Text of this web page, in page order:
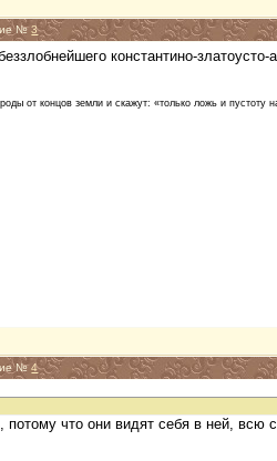
№3
константино-златоусто-
от концов земли и скажут: «только ложь и пустоту
№4
потому что они видят себя в ней,